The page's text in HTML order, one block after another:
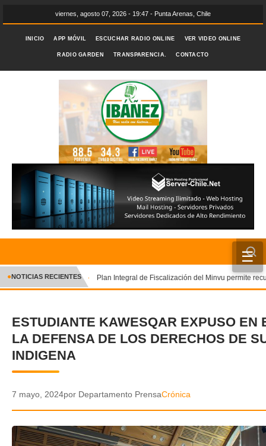
viernes, agosto 07, 2026 - 19:47 - Punta Arenas, Chile
INICIO APP MÓVIL ESCUCHAR RADIO ONLINE VER VIDEO ONLINE
RADIO GARDEN TRANSPARENCIA. CONTACTO
☰
INICIO
CRÓNICA
DEPORTES
ENTRETENIMIENTO Y CULTURA
AUDIOS
✕
●NOTICIAS RECIENTES Plan Integral de Fiscalización del Minvu permite
ESTUDIANTE KAWESQAR EXPUSO EN
LA DEFENSA DE LOS DERECHOS DE
INDIGENA
7 mayo, 2024por Departamento PrensaCrónica